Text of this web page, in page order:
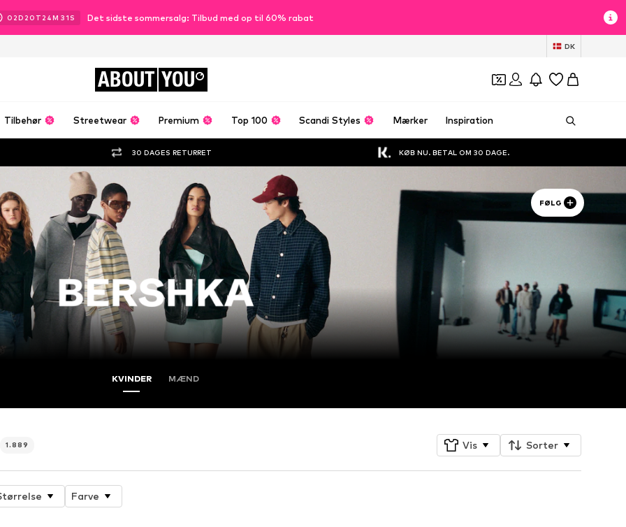
02D 20 T 24M 29 S Det sidste sommersalg: Tilbud med op til 60% rabat
DK
ABOUT YOU
Tilbehør Streetwear Premium Top 100 Scandi Styles Mærker Inspiration
30 DAGES RETURRET KØB NU. BETAL OM 30 DAGE.
FØLG
KVINDER MÆND
1.889 Vis Sorter
Farve